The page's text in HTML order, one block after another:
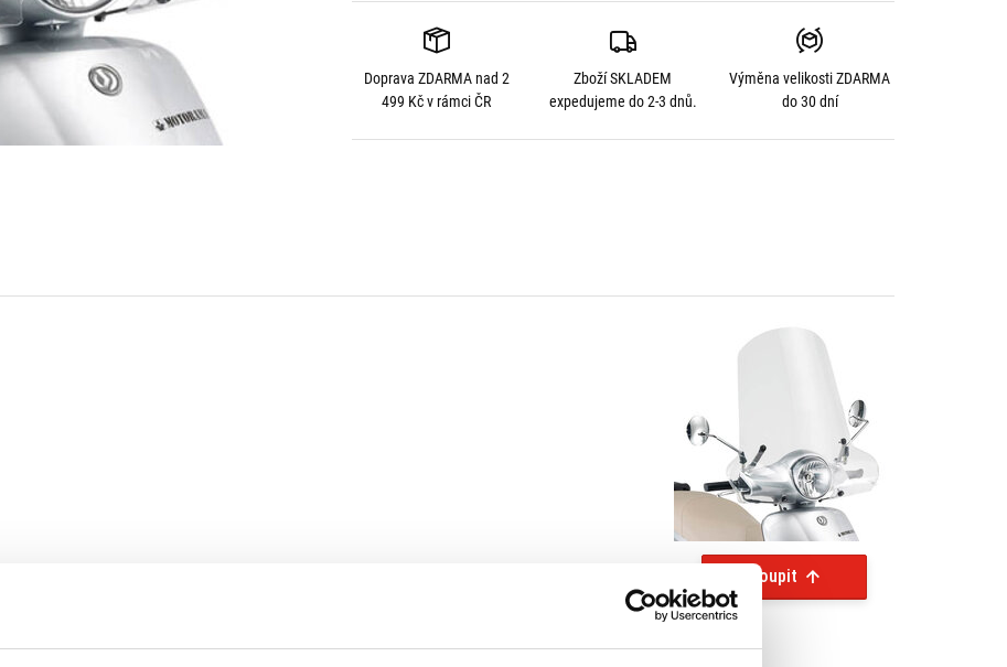
Doprava ZDARMAnad 2
499 Kč v rámci ČR
Zboží SKLADEM
expedujeme do 2-3 dnů.
Výměna velikostiZDARMA
do 30 dní
Koupit